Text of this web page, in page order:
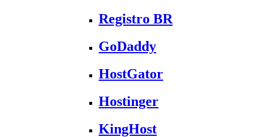
Registro BR
GoDaddy
HostGator
Hostinger
KingHost